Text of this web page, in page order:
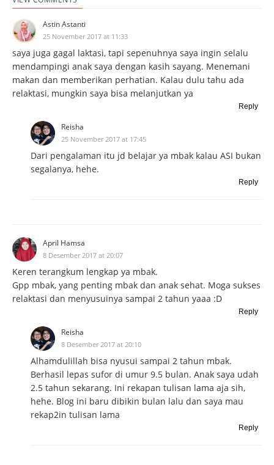
Astin Astanti
25 November 2017 at 11:33
saya juga gagal laktasi, tapi sepenuhnya saya ingin selalu
mendampingi anak saya dengan kasih sayang. Menemani
makan dan memberikan perhatian. Kalau dulu tahu ada
relaktasi, mungkin saya bisa melanjutkan ya
Reply
Reisha
25 November 2017 at 17:45
Dari pengalaman itu jd belajar ya mbak kalau ASI bukan
segalanya, hehe.
Reply
April Hamsa
8 Desember 2017 at 20:07
Keren terangkum lengkap ya mbak.
Gpp mbak, yang penting mbak dan anak sehat. Moga sukses
relaktasi dan menyusuinya sampai 2 tahun yaaa :D
Reply
Reisha
8 Desember 2017 at 20:10
Alhamdulillah bisa nyusui sampai 2 tahun mbak.
Berhasil lepas sufor di umur 9.5 bulan. Anak saya udah
2.5 tahun sekarang. Ini rekapan tulisan lama aja sih,
hehe. Blog ini baru dibikin bulan lalu dan saya mau
rekap2in tulisan lama
Reply